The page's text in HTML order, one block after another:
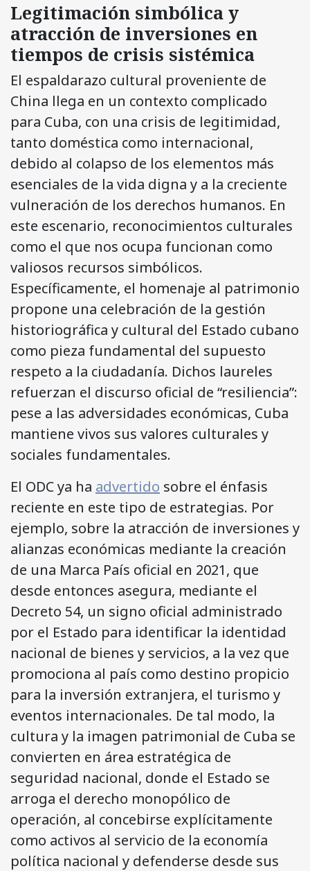
Legitimación simbólica y
atracción de inversiones en
tiempos de crisis sistémica
El espaldarazo cultural proveniente de
China llega en un contexto complicado
para Cuba, con una crisis de legitimidad,
tanto doméstica como internacional,
debido al colapso de los elementos más
esenciales de la vida digna y a la creciente
vulneración de los derechos humanos. En
este escenario, reconocimientos culturales
como el que nos ocupa funcionan como
valiosos recursos simbólicos.
Específicamente, el homenaje al patrimonio
propone una celebración de la gestión
historiográfica y cultural del Estado cubano
como pieza fundamental del supuesto
respeto a la ciudadanía. Dichos laureles
refuerzan el discurso oficial de “resiliencia”:
pese a las adversidades económicas, Cuba
mantiene vivos sus valores culturales y
sociales fundamentales.
El ODC ya ha advertido sobre el énfasis
reciente en este tipo de estrategias. Por
ejemplo, sobre la atracción de inversiones y
alianzas económicas mediante la creación
de una Marca País oficial en 2021, que
desde entonces asegura, mediante el
Decreto 54, un signo oficial administrado
por el Estado para identificar la identidad
nacional de bienes y servicios, a la vez que
promociona al país como destino propicio
para la inversión extranjera, el turismo y
eventos internacionales. De tal modo, la
cultura y la imagen patrimonial de Cuba se
convierten en área estratégica de
seguridad nacional, donde el Estado se
arroga el derecho monopólico de
operación, al concebirse explícitamente
como activos al servicio de la economía
política nacional y defenderse desde sus